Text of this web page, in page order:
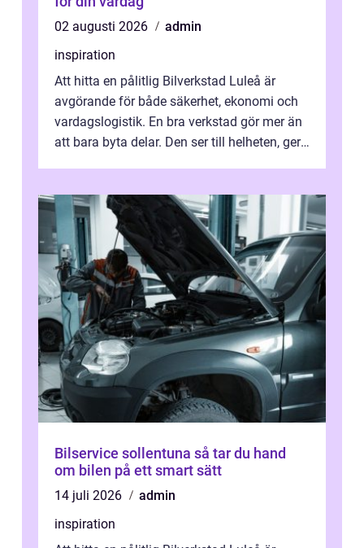
02 augusti 2026
admin
inspiration
Att hitta en pålitlig Bilverkstad Luleå är
avgörande för både säkerhet, ekonomi och
vardagslogistik. En bra verkstad gör mer än
att bara byta delar. Den ser till helheten, ger
Bilservice sollentuna så tar du hand
om bilen på ett smart sätt
14 juli 2026
admin
inspiration